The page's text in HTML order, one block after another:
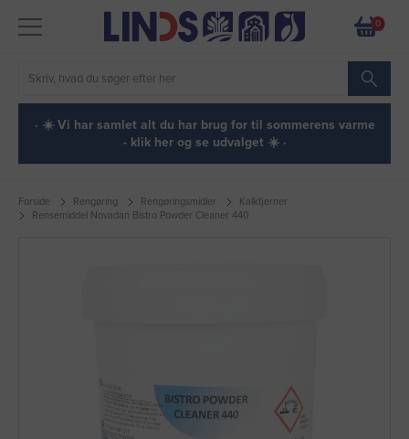
0
· ☀️ Vi har samlet alt du har brug for til sommerens varme
- klik her og se udvalget ☀️ ·
Forside Rengøring Rengøringsmidler
Kalkfjerner
Rensemiddel Novadan Bistro Powder Cleaner 440